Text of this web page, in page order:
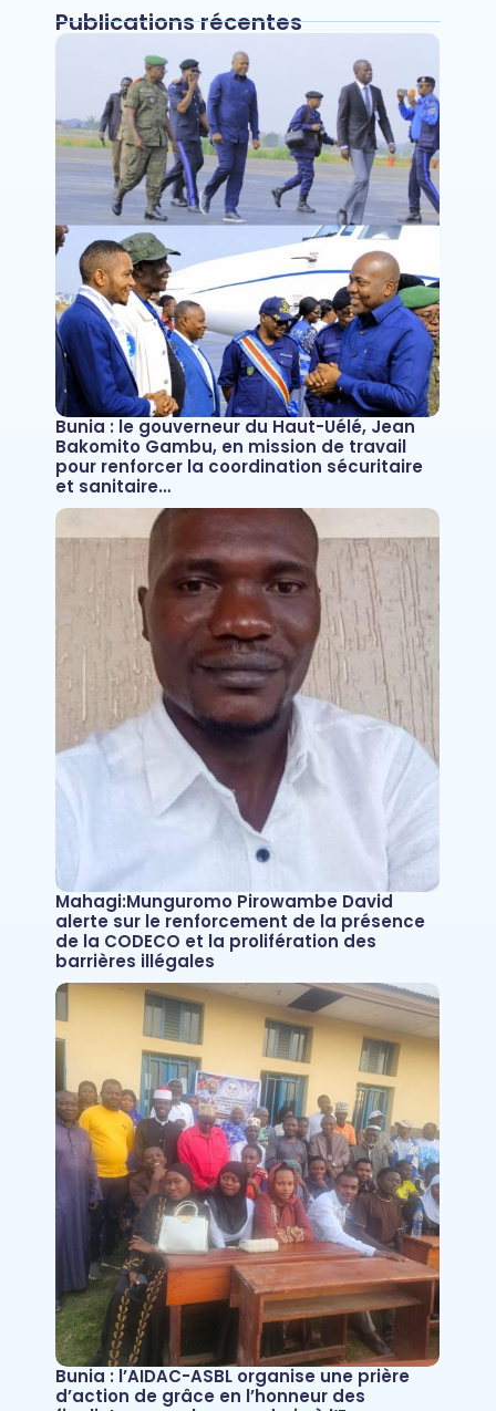
Publications récentes
Bunia : le gouverneur du Haut-Uélé, Jean
Bakomito Gambu, en mission de travail
pour renforcer la coordination sécuritaire
et sanitaire…
Mahagi:Munguromo Pirowambe David
alerte sur le renforcement de la présence
de la CODECO et la prolifération des
barrières illégales
Bunia : l’AIDAC-ASBL organise une prière
d’action de grâce en l’honneur des